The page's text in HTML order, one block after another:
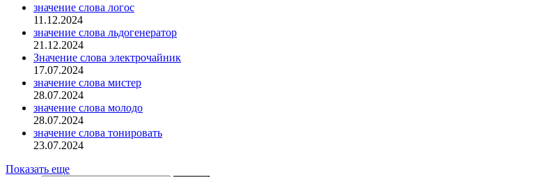
значение слова логос
11.12.2024
значение слова льдогенератор
21.12.2024
Значение слова электрочайник
17.07.2024
значение слова мистер
28.07.2024
значение слова молодо
28.07.2024
значение слова тонировать
23.07.2024
Показать еще